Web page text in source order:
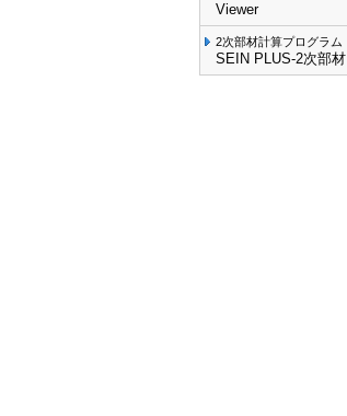
Viewer
2次部材計算プログラム
SEIN PLUS-2次部材